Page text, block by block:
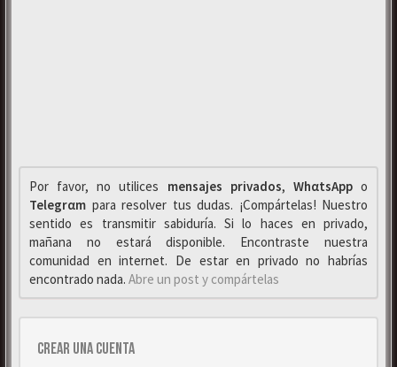
Por favor, no utilices mensajes privados, WhαtsAppo
Telegrαm para resolver tus dudas. ¡Compártelas! Nuestro
sentido es transmitir sabiduría. Si lo haces en privado,
mañana no estará disponible. Encontraste nuestra
comunidad en internet. De estar en privado no habrías
encontrado nada. Abre un post y compártelas
Crear una cuenta